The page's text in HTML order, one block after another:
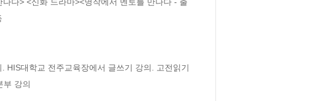
HIS대학교 전주교육장에서 글쓰기 강의. 고전읽기
부 강의